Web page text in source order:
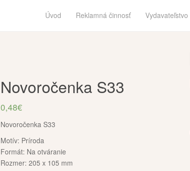
Úvod Reklamná činnosť Vydavateľstvo
Novoročenka S33
0,48€
Novoročenka S33
Motív: Príroda
Formát: Na otváranie
Rozmer: 205 x 105 mm